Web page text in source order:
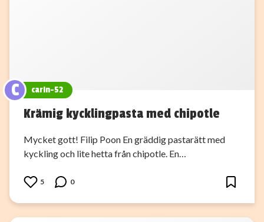
C carin-52
Krämig kycklingpasta med chipotle
Mycket gott! Filip Poon En gräddig pastarätt med
kyckling och lite hetta från chipotle. En…
5 0